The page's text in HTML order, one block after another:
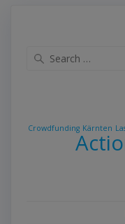
Crowdfunding Kärnten